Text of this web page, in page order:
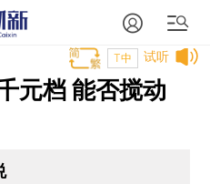
试听
T中
元档 能否搅动